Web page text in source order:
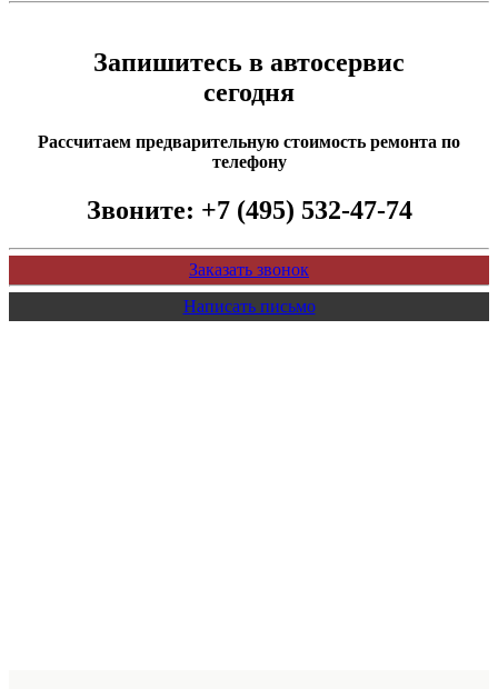
Запишитесь в автосервис
сегодня
Рассчитаем предварительную стоимость ремонта по
телефону
Звоните: +7 (495) 532-47-74
Заказать звонок
Написать письмо